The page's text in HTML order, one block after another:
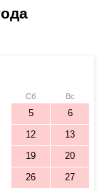
Сб
Вс
5 6
12 13
19 20
26 27